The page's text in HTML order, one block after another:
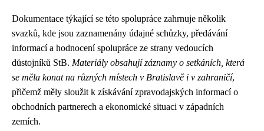
Dokumentace týkající se této spolupráce zahrnuje několik
svazků, kde jsou zaznamenány údajné schůzky, předávání
informací a hodnocení spolupráce ze strany vedoucích
důstojníků StB. Materiály obsahují záznamy o setkáních, která
se měla konat na různých místech v Bratislavě i v zahraničí,
přičemž měly sloužit k získávání zpravodajských informací o
obchodních partnerech a ekonomické situaci v západních
zemích.